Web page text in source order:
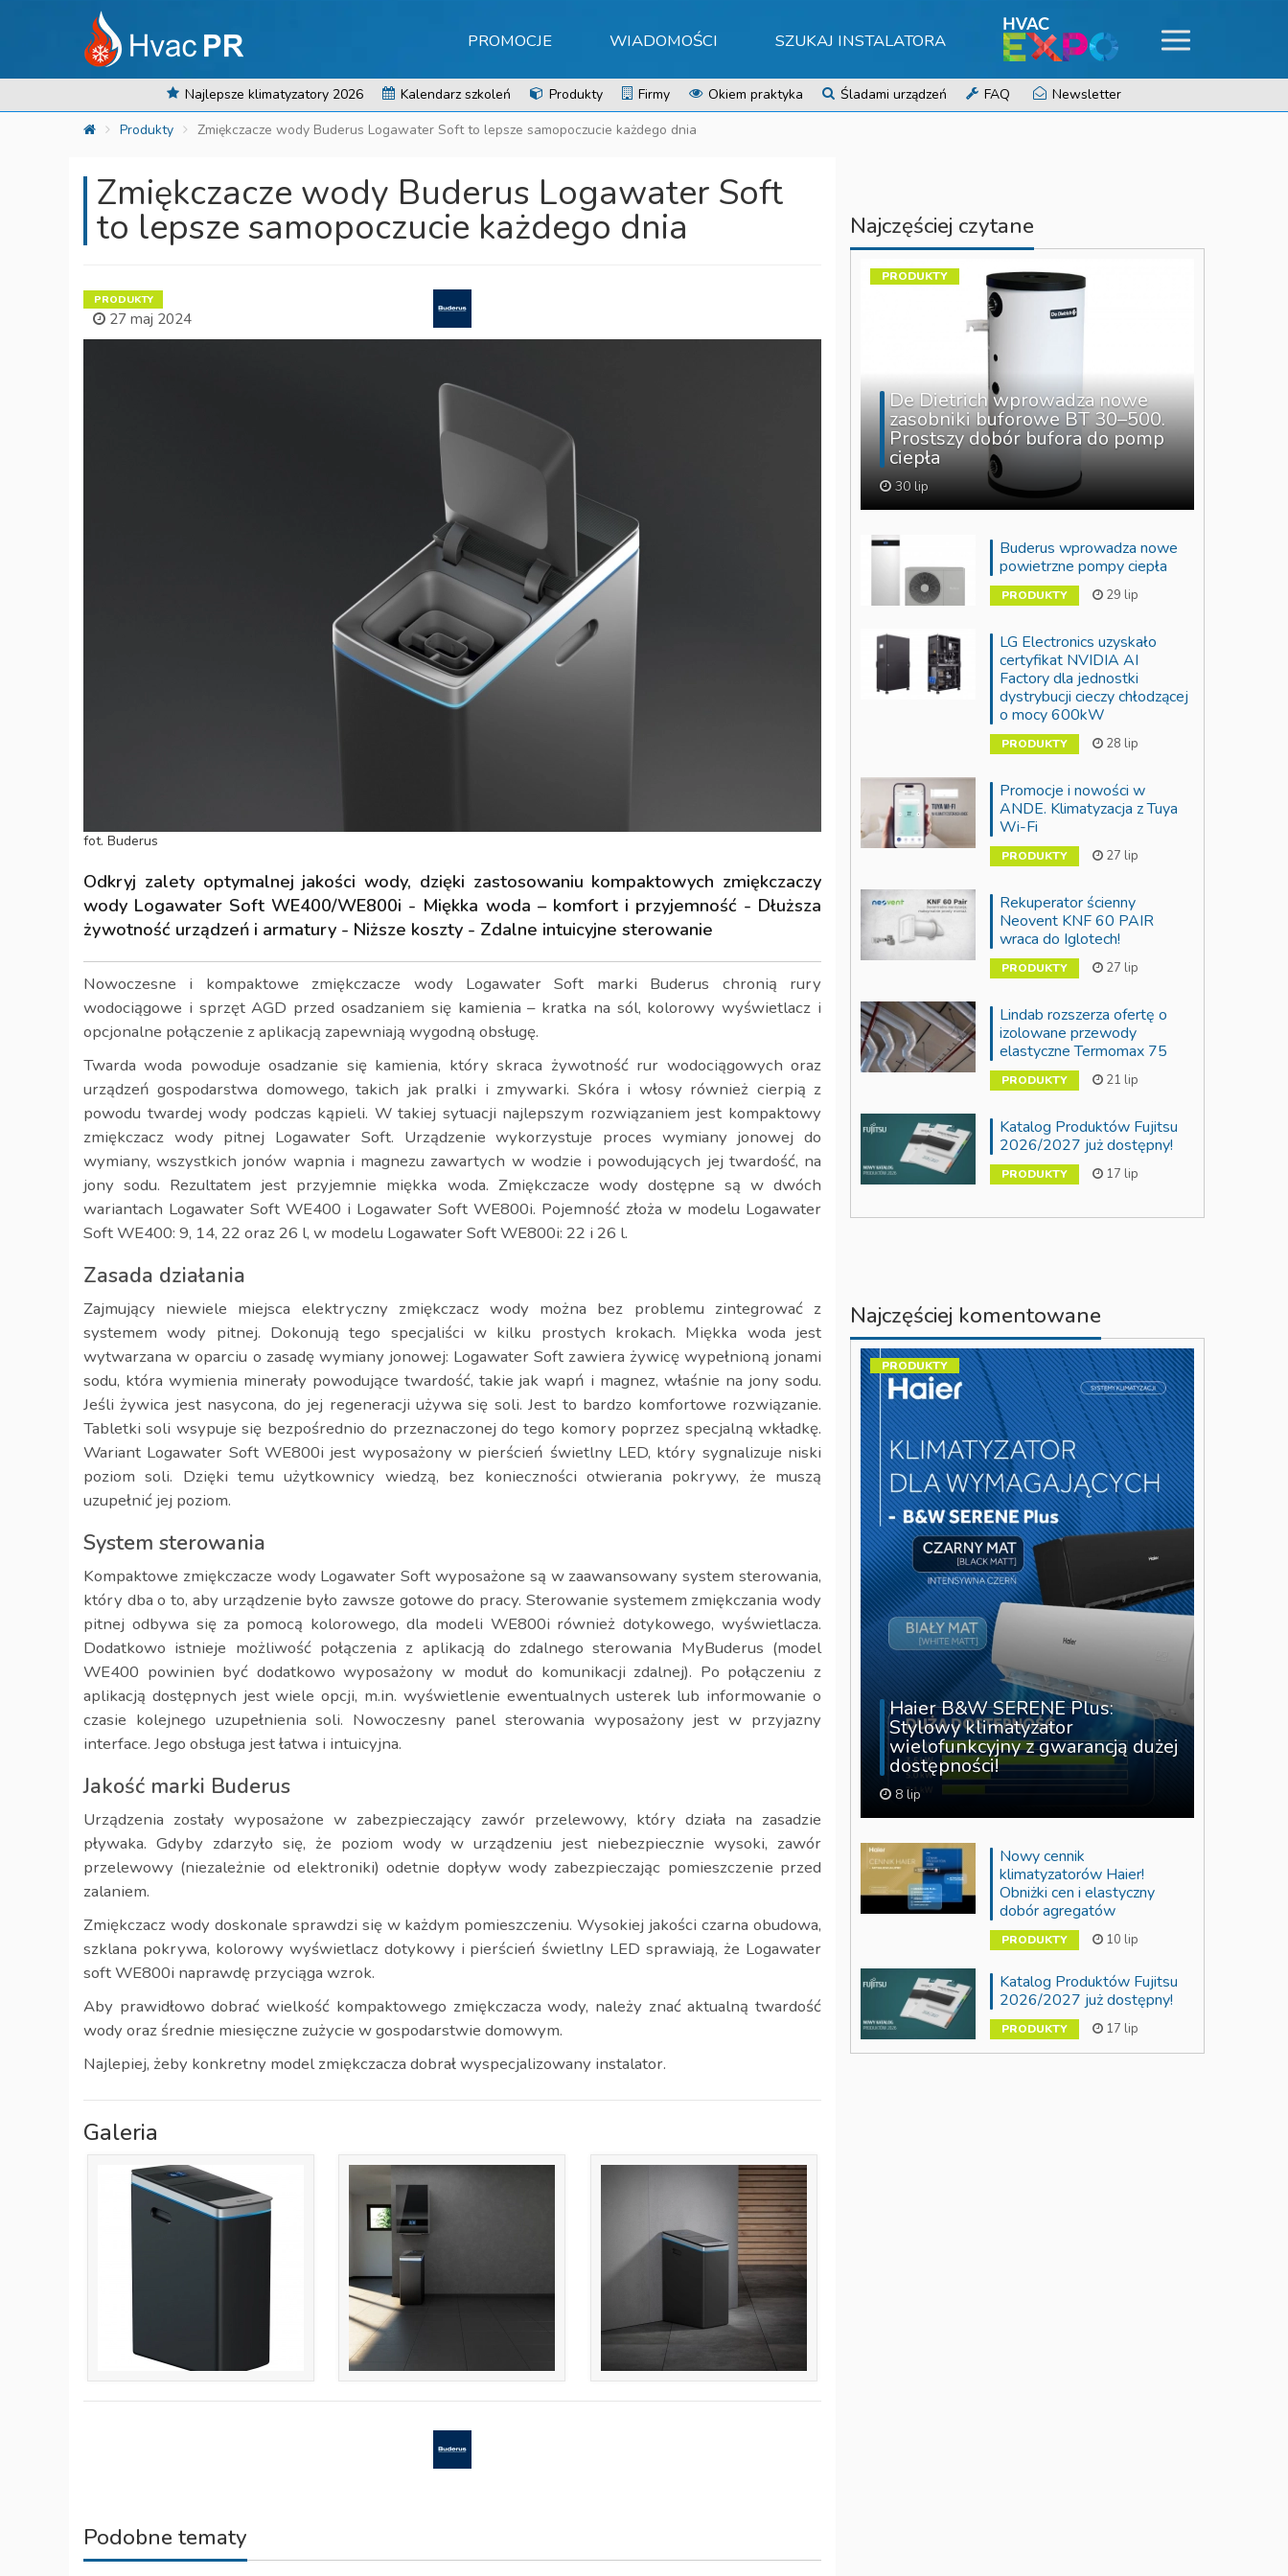
PROMOCJE WIADOMOŚCI SZUKAJ INSTALATORA
Najlepsze klimatyzatory 2026 Kalendarz szkoleń Produkty Firmy Okiem praktyka Śladami urządzeń FAQ
Newsletter
Produkty
Zmiękczacze wody Buderus Logawater Soft to lepsze samopoczucie każdego dnia
Zmiękczacze wody Buderus Logawater Soft
to lepsze samopoczucie każdego dnia
PRODUKTY
27 maj 2024
fot. Buderus
Odkryj zalety optymalnej jakości wody, dzięki zastosowaniu kompaktowych zmiękczaczy
wody Logawater Soft WE400/WE800i - Miękka woda – komfort i przyjemność - Dłuższa
żywotność urządzeń i armatury - Niższe koszty - Zdalne intuicyjne sterowanie
Nowoczesne i kompaktowe zmiękczacze wody Logawater Soft marki Buderus chronią rury
wodociągowe i sprzęt AGD przed osadzaniem się kamienia – kratka na sól, kolorowy wyświetlacz i
opcjonalne połączenie z aplikacją zapewniają wygodną obsługę.
Twarda woda powoduje osadzanie się kamienia, który skraca żywotność rur wodociągowych oraz
urządzeń gospodarstwa domowego, takich jak pralki i zmywarki. Skóra i włosy również cierpią z
powodu twardej wody podczas kąpieli. W takiej sytuacji najlepszym rozwiązaniem jest kompaktowy
zmiękczacz wody pitnej Logawater Soft. Urządzenie wykorzystuje proces wymiany jonowej do
wymiany, wszystkich jonów wapnia i magnezu zawartych w wodzie i powodujących jej twardość, na
jony sodu. Rezultatem jest przyjemnie miękka woda. Zmiękczacze wody dostępne są w dwóch
wariantach Logawater Soft WE400 i Logawater Soft WE800i. Pojemność złoża w modelu Logawater
Soft WE400: 9, 14, 22 oraz 26 l, w modelu Logawater Soft WE800i: 22 i 26 l.
Zasada działania
Zajmujący niewiele miejsca elektryczny zmiękczacz wody można bez problemu zintegrować z
systemem wody pitnej. Dokonują tego specjaliści w kilku prostych krokach. Miękka woda jest
wytwarzana w oparciu o zasadę wymiany jonowej: Logawater Soft zawiera żywicę wypełnioną jonami
sodu, która wymienia minerały powodujące twardość, takie jak wapń i magnez, właśnie na jony sodu.
Jeśli żywica jest nasycona, do jej regeneracji używa się soli. Jest to bardzo komfortowe rozwiązanie.
Tabletki soli wsypuje się bezpośrednio do przeznaczonej do tego komory poprzez specjalną wkładkę.
Wariant Logawater Soft WE800i jest wyposażony w pierścień świetlny LED, który sygnalizuje niski
poziom soli. Dzięki temu użytkownicy wiedzą, bez konieczności otwierania pokrywy, że muszą
uzupełnić jej poziom.
System sterowania
Kompaktowe zmiękczacze wody Logawater Soft wyposażone są w zaawansowany system sterowania,
który dba o to, aby urządzenie było zawsze gotowe do pracy. Sterowanie systemem zmiękczania wody
pitnej odbywa się za pomocą kolorowego, dla modeli WE800i również dotykowego, wyświetlacza.
Dodatkowo istnieje możliwość połączenia z aplikacją do zdalnego sterowania MyBuderus (model
WE400 powinien być dodatkowo wyposażony w moduł do komunikacji zdalnej). Po połączeniu z
aplikacją dostępnych jest wiele opcji, m.in. wyświetlenie ewentualnych usterek lub informowanie o
czasie kolejnego uzupełnienia soli. Nowoczesny panel sterowania wyposażony jest w przyjazny
interface. Jego obsługa jest łatwa i intuicyjna.
Jakość marki Buderus
Urządzenia zostały wyposażone w zabezpieczający zawór przelewowy, który działa na zasadzie
pływaka. Gdyby zdarzyło się, że poziom wody w urządzeniu jest niebezpiecznie wysoki, zawór
przelewowy (niezależnie od elektroniki) odetnie dopływ wody zabezpieczając pomieszczenie przed
zalaniem.
Zmiękczacz wody doskonale sprawdzi się w każdym pomieszczeniu. Wysokiej jakości czarna obudowa,
szklana pokrywa, kolorowy wyświetlacz dotykowy i pierścień świetlny LED sprawiają, że Logawater
soft WE800i naprawdę przyciąga wzrok.
Aby prawidłowo dobrać wielkość kompaktowego zmiękczacza wody, należy znać aktualną twardość
wody oraz średnie miesięczne zużycie w gospodarstwie domowym.
Najlepiej, żeby konkretny model zmiękczacza dobrał wyspecjalizowany instalator.
Galeria
Podobne tematy
Najczęściej czytane
De Dietrich wprowadza nowe
zasobniki buforowe BT 30–500.
Prostszy dobór bufora do pomp
ciepła
30 lip
PRODUKTY
Buderus wprowadza nowe
powietrzne pompy ciepła
PRODUKTY 29 lip
LG Electronics uzyskało
certyfikat NVIDIA AI
Factory dla jednostki
dystrybucji cieczy chłodzącej
o mocy 600kW
PRODUKTY 28 lip
Promocje i nowości w
ANDE. Klimatyzacja z Tuya
Wi-Fi
PRODUKTY 27 lip
Rekuperator ścienny
Neovent KNF 60 PAIR
wraca do Iglotech!
PRODUKTY 27 lip
Lindab rozszerza ofertę o
izolowane przewody
elastyczne Termomax 75
PRODUKTY 21 lip
Katalog Produktów Fujitsu
2026/2027 już dostępny!
PRODUKTY 17 lip
Najczęściej komentowane
Haier B&W SERENE Plus:
Stylowy klimatyzator
wielofunkcyjny z gwarancją dużej
dostępności!
8 lip
PRODUKTY
Nowy cennik
klimatyzatorów Haier!
Obniżki cen i elastyczny
dobór agregatów
PRODUKTY 10 lip
Katalog Produktów Fujitsu
2026/2027 już dostępny!
PRODUKTY 17 lip